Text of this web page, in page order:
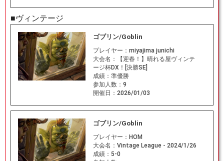
■ヴィンテージ
ゴブリン/Goblin
プレイヤー： miyajima junichi
大会名：
【迎春！】晴れる屋ヴィンテ
ージ杯DX！[決勝SE]
成績： 準優勝
参加人数： 9
開催日： 2026/01/03
ゴブリン/Goblin
プレイヤー： HOM
大会名： Vintage League - 2024/1/26
成績： 5-0